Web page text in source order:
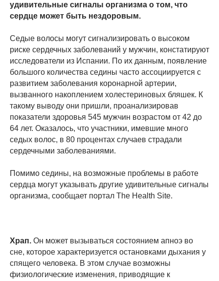
удивительные сигналы организма о том, что
сердце может быть нездоровым.
Седые волосы могут сигнализировать о высоком
риске сердечных заболеваний у мужчин, констатируют
исследователи из Испании. По их данным, появление
большого количества седины часто ассоциируется с
развитием заболевания коронарной артерии,
вызванного накоплением холестериновых бляшек. К
такому выводу они пришли, проанализировав
показатели здоровья 545 мужчин возрастом от 42 до
64 лет. Оказалось, что участники, имевшие много
седых волос, в 80 процентах случаев страдали
сердечными заболеваниями.
Помимо седины, на возможные проблемы в работе
сердца могут указывать другие удивительные сигналы
организма, сообщает портал The Health Site.
Храп. Он может вызываться состоянием апноэ во
сне, которое характеризуется остановками дыхания у
спящего человека. В этом случае возможны
физиологические изменения, приводящие к